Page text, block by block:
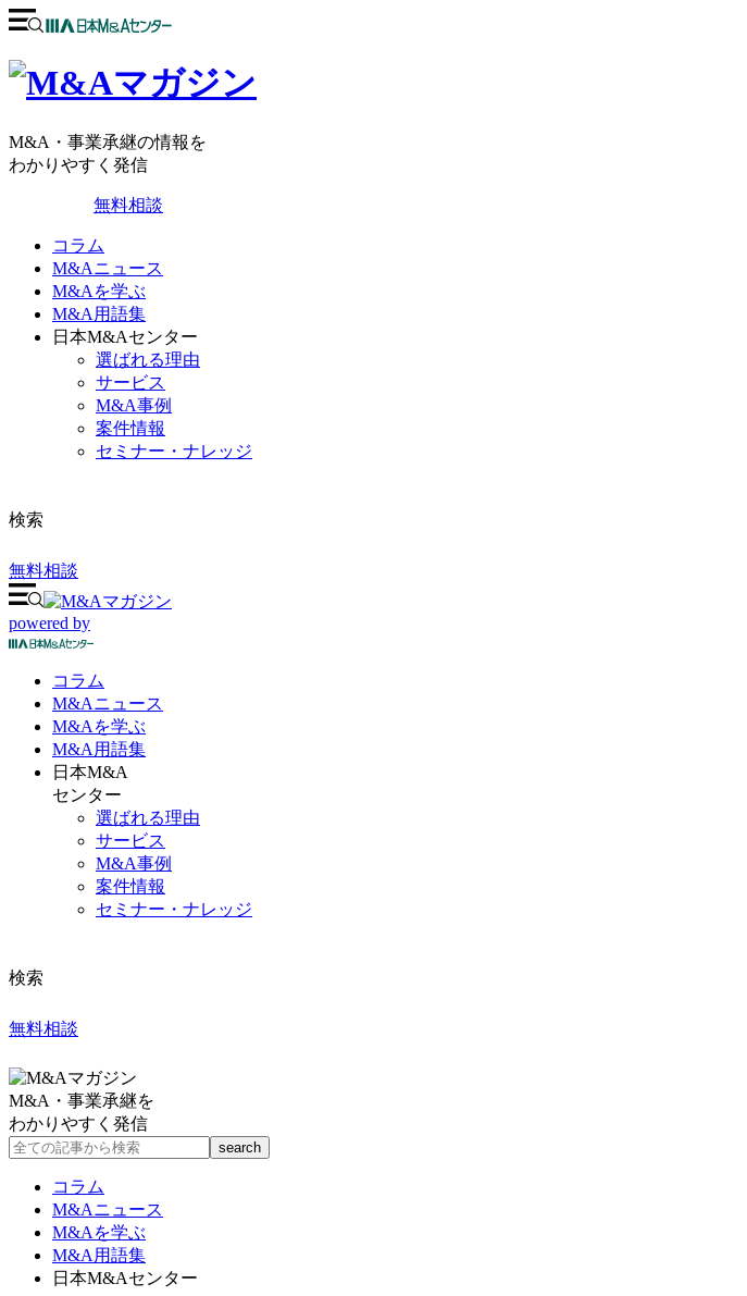
M&A・事業承継の情報を
わかりやすく発信
無料相談
コラム
M&Aニュース
M&Aを学ぶ
M&A用語集
日本M&Aセンター
選ばれる理由
サービス
M&A事例
案件情報
セミナー・ナレッジ
検索
無料相談
powered by
コラム
M&Aニュース
M&Aを学ぶ
M&A 用語集
日本M&A
センター
選ばれる理由
サービス
M&A事例
案件情報
セミナー・ナレッジ
検索
無料相談
M&A・事業承継を
わかりやすく発信
コラム
M&Aニュース
M&Aを学ぶ
M&A用語集
日本M&Aセンター